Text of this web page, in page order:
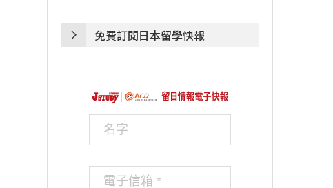
免費訂閱日本留學快報